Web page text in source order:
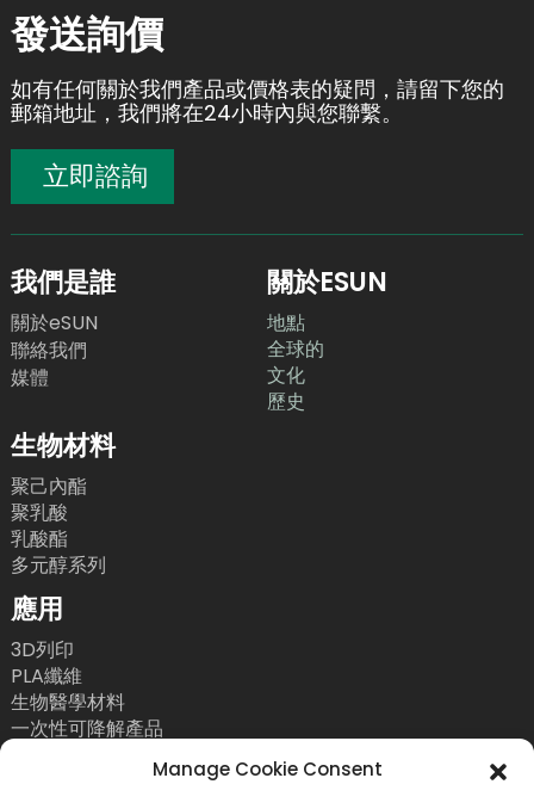
發送詢價
如有任何關於我們產品或價格表的疑問，請留下您的
郵箱地址，我們將在24小時內與您聯繫。
立即諮詢
我們是誰
關於eSUN
聯絡我們
媒體
關於ESUN
地點
全球的
文化
歷史
生物材料
聚己內酯
聚乳酸
乳酸酯
多元醇系列
應用
3D列印
PLA纖維
生物醫學材料
一次性可降解產品
Manage Cookie Consent